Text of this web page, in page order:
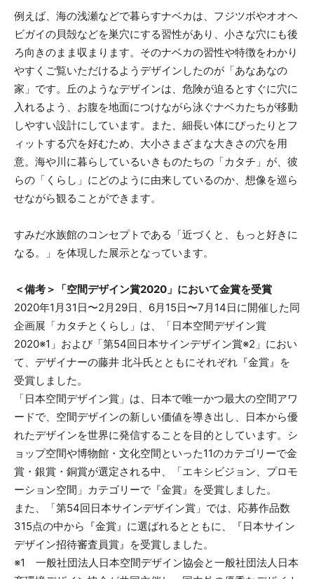
例えば、海の浅瀬などで暮らすナベカは、フジツボやオオヘ
ビガイの貝殻などを巣穴にする習性があり、小さな穴にも後
ろ向きのまま収まります。そのナベカの習性や特徴をわかり
やすくご覧いただけるようデザインしたのが「あなあなの
家」です。丘のようなデザインは、危険が迫るとすぐに穴に
入れるよう、お腹を地面につけながら泳ぐナベカたちが移動
しやすい設計にしています。また、細長い体にぴったりとフ
ィットする穴を好むため、大小さまざまな大きさの穴を用
意。海や川に暮らしているいきものたちの「カタチ」が、彼
らの「くらし」にどのように由来しているのか、想像を巡ら
せながら観ることができます。
すみだ水族館のコンセプトである「近づくと、もっと好きに
なる。」を体現した展示となっています。
＜備考＞「空間デザイン賞2020」において金賞を受賞
2020年1月31日〜2月29日、6月15日〜7月14日に開催した同
企画展「カタチとくらし」は、「日本空間デザイン賞
2020※1」および「第54回日本サインデザイン賞※2」におい
て、デザイナーの藤井 北斗氏とともにそれぞれ『金賞』を
受賞しました。
「日本空間デザイン賞」は、日本で唯一かつ最大の空間アワ
ードで、空間デザインの新しい価値を導き出し、日本から優
れたデザインを世界に発信することを目的としています。シ
ョップ空間や博物館・文化空間といった11のカテゴリーで金
賞・銀賞・銅賞が選定される中、「エキシビジョン、プロモ
ーション空間」カテゴリーで『金賞』を受賞しました。
また、「第54回日本サインデザイン賞」では、応募作品数
315点の中から『金賞』に選ばれるとともに、『日本サイン
デザイン招待審査員賞』を受賞しました。
※1 一般社団法人日本空間デザイン協会と一般社団法人日本